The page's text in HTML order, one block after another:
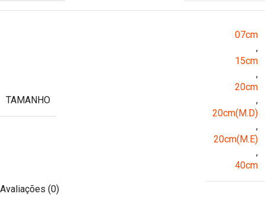
TAMANHO
07cm
,
15cm
,
20cm
,
20cm(M.D)
,
20cm(M.E)
,
40cm
Avaliações (0)